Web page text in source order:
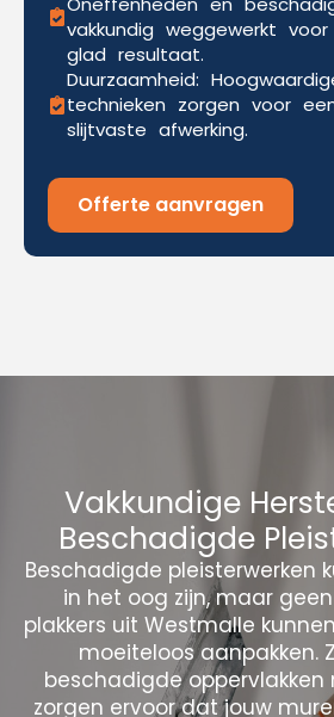
vakkundig weggewerkt
glad resultaat.
Duurzaamheid:
technieken zorgen voor
slijtvaste afwerking.
Offerte aanvragen
Vakkundige
Beschadigde
Beschadigde pleisterwerken
in het oog zijn, maar
plakkers uit Westmalle
moeiteloos aanpakken.
beschadigde oppervlakken
zorgen ervoor dat jouw